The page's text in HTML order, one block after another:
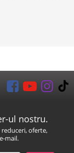
ul nostru.
oferte,
mail.